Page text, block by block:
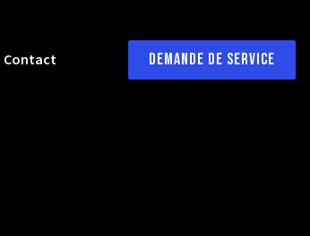
Contact Demande de service